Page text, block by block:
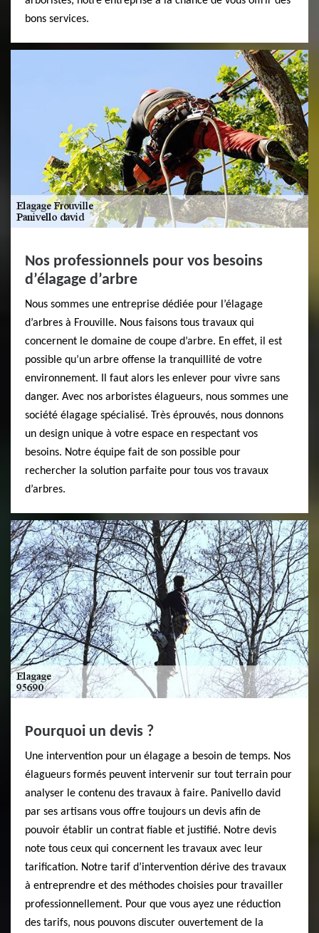
bons services.
Nos professionnels pour vos besoins
d’élagage d’arbre
Nous sommes une entreprise dédiée pour l’élagage
d’arbres à Frouville. Nous faisons tous travaux qui
concernent le domaine de coupe d’arbre. En effet, il est
possible qu’un arbre offense la tranquillité de votre
environnement. Il faut alors les enlever pour vivre sans
danger. Avec nos arboristes élagueurs, nous sommes une
société élagage spécialisé. Très éprouvés, nous donnons
un design unique à votre espace en respectant vos
besoins. Notre équipe fait de son possible pour
rechercher la solution parfaite pour tous vos travaux
d’arbres.
Pourquoi un devis ?
Une intervention pour un élagage a besoin de temps. Nos
élagueurs formés peuvent intervenir sur tout terrain pour
analyser le contenu des travaux à faire. Panivello david
par ses artisans vous offre toujours un devis afin de
pouvoir établir un contrat fiable et justifié. Notre devis
note tous ceux qui concernent les travaux avec leur
tarification. Notre tarif d’intervention dérive des travaux
à entreprendre et des méthodes choisies pour travailler
professionnellement. Pour que vous ayez une réduction
des tarifs, nous pouvons discuter ouvertement de la